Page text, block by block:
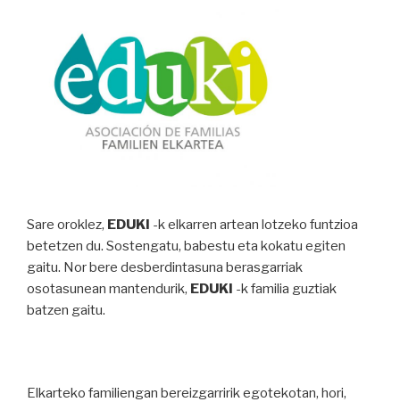
Sare oroklez, EDUKI -k elkarren artean lotzeko funtzioa
betetzen du. Sostengatu, babestu eta kokatu egiten
gaitu. Nor bere desberdintasuna berasgarriak
osotasunean mantendurik, EDUKI -k familia guztiak
batzen gaitu.
Elkarteko familiengan bereizgarririk egotekotan, hori,